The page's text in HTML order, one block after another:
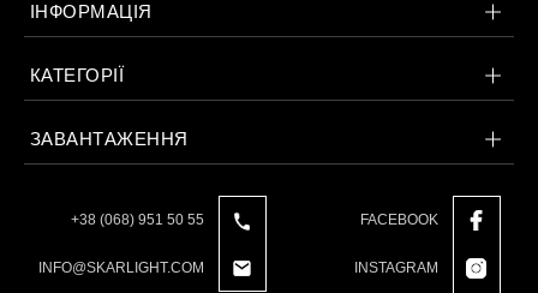
ІНФОРМАЦІЯ
КАТЕГОРІЇ
ЗАВАНТАЖЕННЯ
+38 (068) 951 50 55
INFO@SKARLIGHT.COM
FACEBOOK
INSTAGRAM